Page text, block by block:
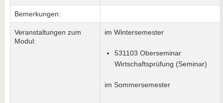
Bemerkungen:
Veranstaltungen zum
Modul:
im Wintersemester
531103 Oberseminar
Wirtschaftsprüfung (Seminar)
im Sommersemester